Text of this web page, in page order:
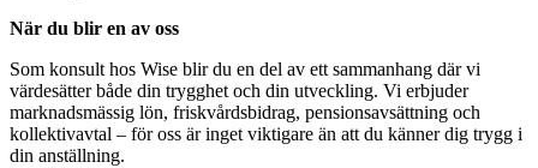
När du blir en av oss
Som konsult hos Wise blir du en del av ett sammanhang där vi
värdesätter både din trygghet och din utveckling. Vi erbjuder
marknadsmässig lön, friskvårdsbidrag, pensionsavsättning och
kollektivavtal – för oss är inget viktigare än att du känner dig trygg i
din anställning.